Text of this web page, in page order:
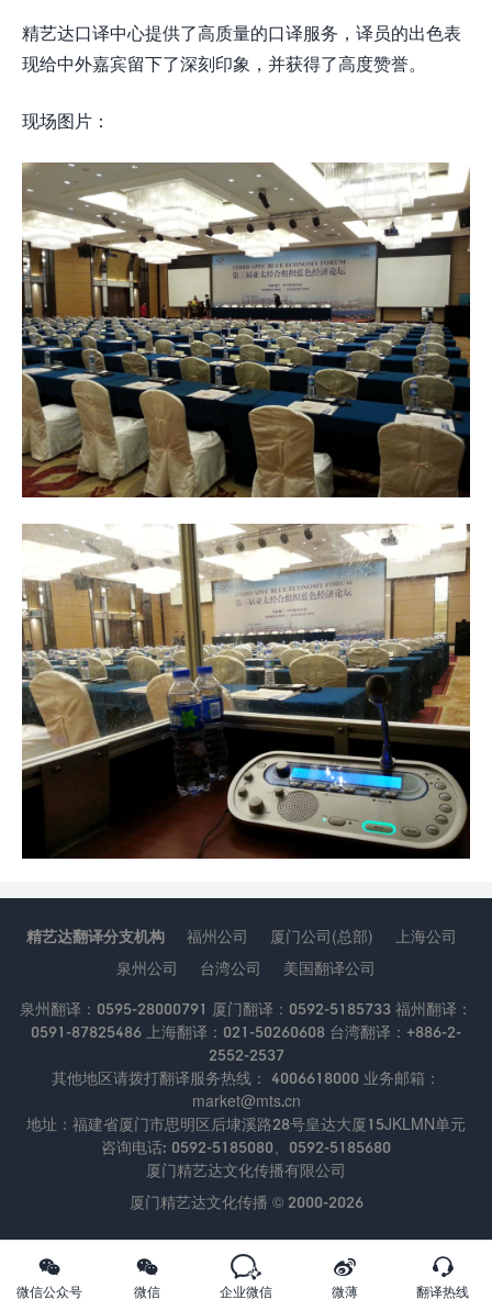
精艺达口译中心提供了高质量的口译服务，译员的出色表
现给中外嘉宾留下了深刻印象，并获得了高度赞誉。
现场图片：

微信公众号

微信

企业微信

微薄

翻译热线
精艺达翻译分支机构 福州公司 厦门公司(总部)
上海公司
泉州公司
台湾公司 美国翻译公司
泉州翻译：0595-28000791 厦门翻译：0592-5185733 福州翻译：
0591-87825486 上海翻译：021-50260608 台湾翻译：+886-2-
2552-2537
其他地区请拨打翻译服务热线： 4006618000 业务邮箱：
market@mts.cn
地址：福建省厦门市思明区后埭溪路28号皇达大厦15JKLMN单元
咨询电话: 0592-5185080、0592-5185680
厦门精艺达文化传播有限公司
厦门精艺达文化传播 © 2000-2026